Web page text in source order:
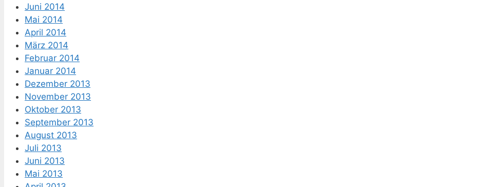
Juni 2014
Mai 2014
April 2014
März 2014
Februar 2014
Januar 2014
Dezember 2013
November 2013
Oktober 2013
September 2013
August 2013
Juli 2013
Juni 2013
Mai 2013